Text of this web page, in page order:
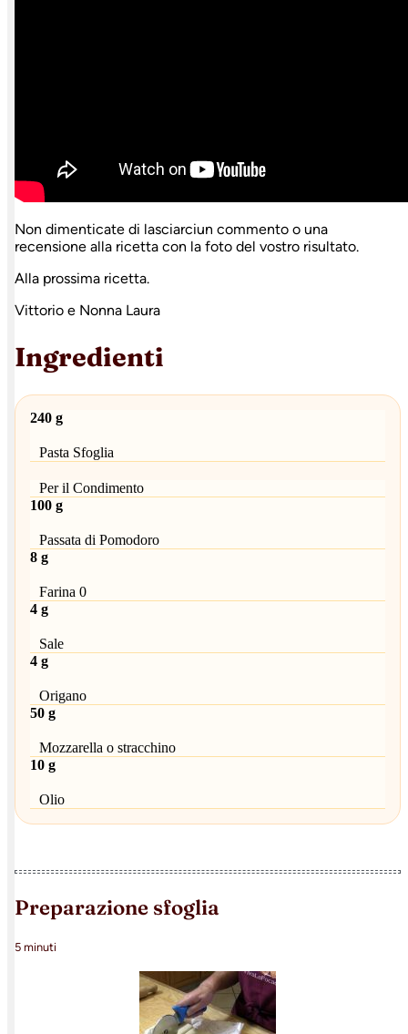
Non dimenticate di lasciarciun commento o una
recensione alla ricetta con la foto del vostro risultato.
Alla prossima ricetta.
Vittorio e Nonna Laura
Ingredienti
240 g
Pasta Sfoglia
Per il Condimento
100 g
Passata di Pomodoro
8 g
Farina 0
4 g
Sale
4 g
Origano
50 g
Mozzarella o stracchino
10 g
Olio
preparazione sfoglia
5 minuti